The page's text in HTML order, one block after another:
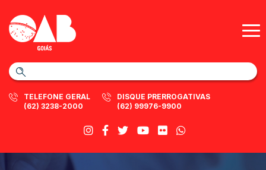
TELEFONE GERAL
(62) 3238-2000
DISQUE PRERROGATIVAS
(62) 99976-9900